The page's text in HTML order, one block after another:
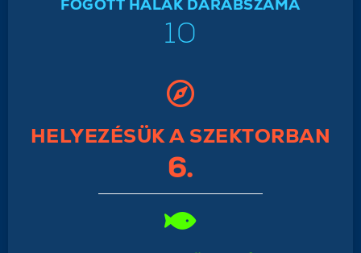
FOGOTT HALAK DARABSZÁMA
10
HELYEZÉSÜK A SZEKTORBAN
6.